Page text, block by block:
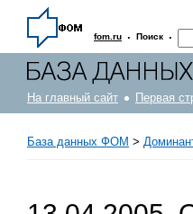
fom.ru · Поиск ·
На главный сайт Первая
База данных ФОМ >